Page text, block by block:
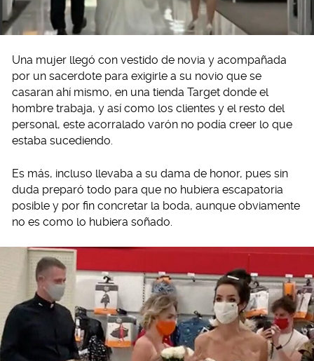
Una mujer llegó con vestido de novia y acompañada
por un sacerdote para exigirle a su novio que se
casaran ahí mismo, en una tienda Target donde el
hombre trabaja, y así como los clientes y el resto del
personal, este acorralado varón no podía creer lo que
estaba sucediendo.
Es más, incluso llevaba a su dama de honor, pues sin
duda preparó todo para que no hubiera escapatoria
posible y por fin concretar la boda, aunque obviamente
no es como lo hubiera soñado.